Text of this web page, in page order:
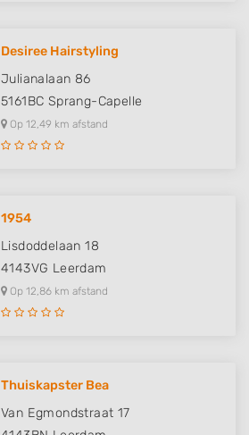
Desiree Hairstyling
Julianalaan 86
5161BC Sprang-Capelle
Op 12,49 km afstand
1954
Lisdoddelaan 18
4143VG Leerdam
Op 12,86 km afstand
Thuiskapster Bea
Van Egmondstraat 17